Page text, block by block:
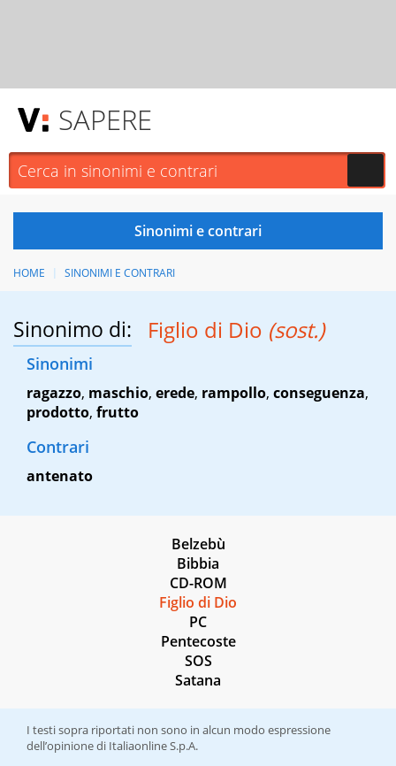
SAPERE
HOME SINONIMI E CONTRARI
Sinonimo di: Figlio di Dio (sost.)
Sinonimi
ragazzo, maschio, erede, rampollo, conseguenza,
prodotto, frutto
Contrari
antenato
Belzebù
Bibbia
CD-ROM
Figlio di Dio
PC
Pentecoste
SOS
Satana
I testi sopra riportati non sono in alcun modo espressione
dell’opinione di Italiaonline S.p.A.